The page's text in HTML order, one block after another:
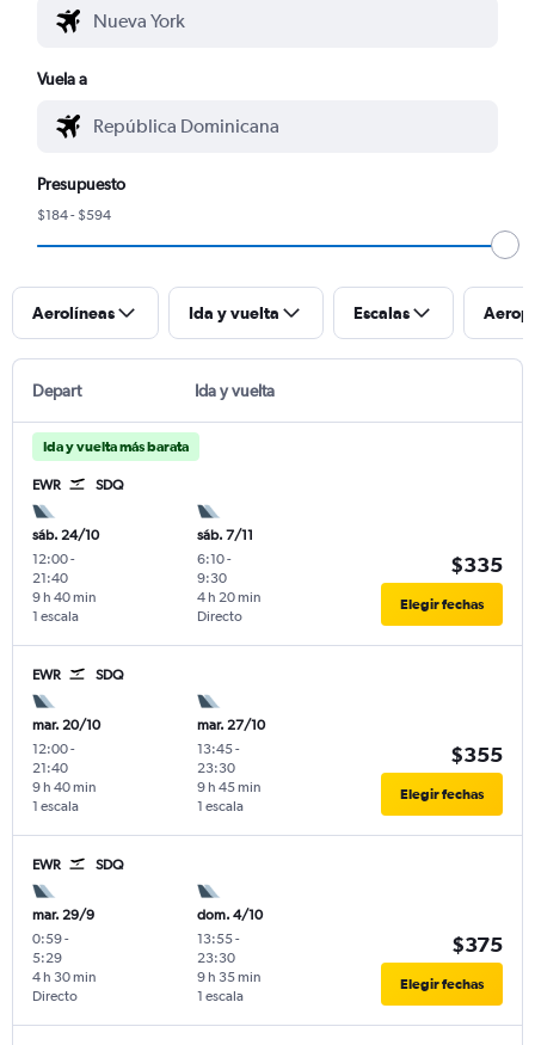
Vuela a
Presupuesto
$184 - $594
Aerolíneas Ida y vuelta Escalas
Depart Ida y vuelta
Ida y vuelta más barata
EWR SDQ
sáb. 24/10
12:00-
21:40
1 escala
9 h 40 min
sáb. 7/11
6:10-
9:30
Directo
4 h 20 min
$335
Elegir fechas
EWR SDQ
mar. 20/10
12:00-
21:40
1 escala
9 h 40 min
mar. 27/10
13:45-
23:30
1 escala
9 h 45 min
$355
Elegir fechas
EWR SDQ
mar. 29/9
0:59-
5:29
Directo
4 h 30 min
dom. 4/10
13:55-
23:30
1 escala
9 h 35 min
$375
Elegir fechas